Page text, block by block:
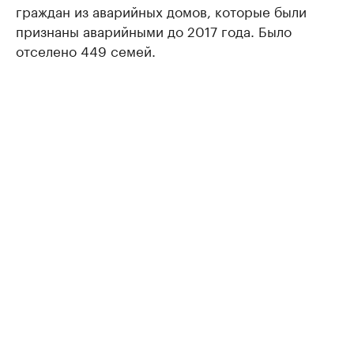
граждан из аварийных домов, которые были
признаны аварийными до 2017 года. Было
отселено 449 семей.